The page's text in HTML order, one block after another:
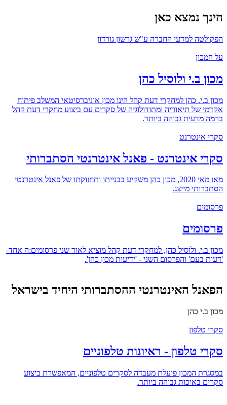
הינך נמצא כאן
הפקולטה למדעי החברה ע"ש גרשון גורדון
על המכון
מכון ב.י ולוסיל כהן
מכון ב.י. כהן למחקרי דעת קהל הינו מכון אוניברסיטאי המשלב פיתוח
אקדמי של תיאוריה ומתודולוגיה של סקרים עם ביצוע מחקרי דעת קהל
ברמה מדעית גבוהה ביותר.
סקרי אינטרנט
סקרי אינטרנט - פאנל אינטרנטי הסתברותי
מאז מאי 2020, מכון כהן משקיע בבנייתו ותחזוקתו של פאנל אינטרנטי
הסתברותי מייצג.
פרסומים
פרסומים
מכון ב.י. ולוסיל כהן, למחקרי דעת קהל מוציא לאור שני פרסומים:ה אחד-
'דעות בעם' והפרסום השני - 'ידיעות מכון כהן'.
הפאנל האינטרנטי ההסתברותי היחיד בישראל
מכון ב.י כהן
סקרי טלפון
סקרי טלפון - ראיונות טלפוניים
במסגרת המכון פועלת מעבדה לסקרים טלפוניים, המאפשרת ביצוע
סקרים באיכות גבוהה ביותר.